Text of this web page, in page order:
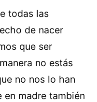
todas las
de nacer
que ser
no estás
no nos lo han
madre también